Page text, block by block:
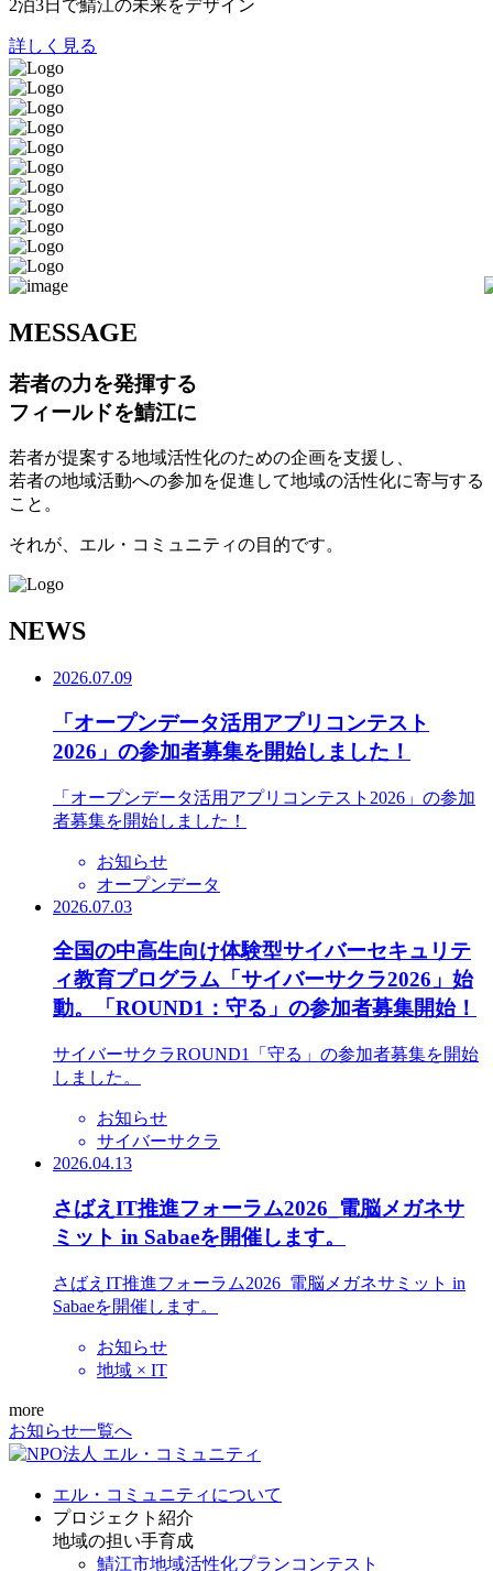
2泊3日で鯖江の未来をデザイン
詳しく見る
MESSAGE
若者の力を発揮する
フィールドを鯖江に
若者が提案する地域活性化のための企画を支援し、
若者の地域活動への参加を促進して地域の活性化に寄与する
こと。
それが、エル・コミュニティの目的です。
NEWS
2026.07.09
「オープンデータ活用アプリコンテスト
2026」の参加者募集を開始しました！
「オープンデータ活用アプリコンテスト2026」の参加
者募集を開始しました！
お知らせ
オープンデータ
2026.07.03
全国の中高生向け体験型サイバーセキュリテ
ィ教育プログラム「サイバーサクラ2026」始
動。「ROUND1：守る」の参加者募集開始！
サイバーサクラROUND1「守る」の参加者募集を開始
しました。
お知らせ
サイバーサクラ
2026.04.13
さばえIT推進フォーラム2026_電脳メガネサ
ミット in Sabaeを開催します。
さばえIT推進フォーラム2026_電脳メガネサミット in
Sabaeを開催します。
お知らせ
地域 × IT
more
お知らせ一覧へ
エル・コミュニティについて
プロジェクト紹介
地域の担い手育成
鯖江市地域活性化プランコンテスト